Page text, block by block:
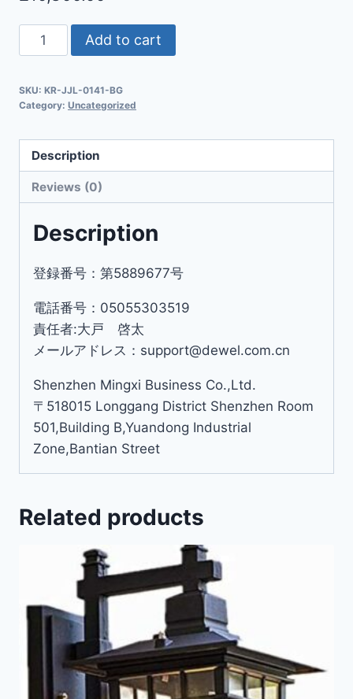
Add to cart
SKU: KR-JJL-0141-BG
Category: Uncategorized
Description
Reviews (0)
Description
登録番号：第5889677号
電話番号：05055303519
責任者:大戸 啓太
メールアドレス：support@dewel.com.cn
Shenzhen Mingxi Business Co.,Ltd.
〒518015 Longgang District Shenzhen Room
501,Building B,Yuandong Industrial
Zone,Bantian Street
Related products